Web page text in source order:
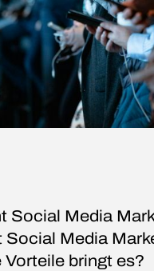
Social Media
Social Media
Vorteile bringt es?